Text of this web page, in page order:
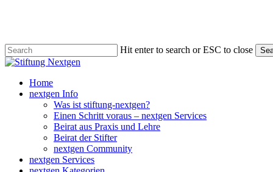
content
Hit enter to search or ESC to close
Close
search
Menu
Home
nextgen Info
Was ist stiftung-nextgen?
Einen Schritt voraus – nextgen Services
Beirat aus Praxis und Lehre
Beirat der Stifter
nextgen Community
nextgen Services